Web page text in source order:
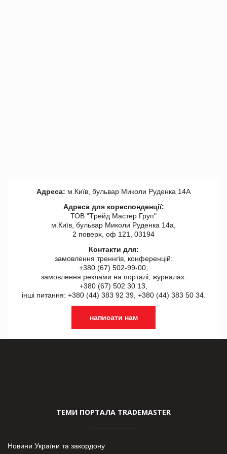
Адреса: м.Київ, бульвар Миколи Руденка 14А
Адреса для кореспонденції:
ТОВ "Tрейд Мастер Груп"
м.Київ, бульвар Миколи Руденка 14а,
2 поверх, оф 121, 03194
Контакти для:
замовлення треннгів, конференцій:
+380 (67) 502-99-00,
замовлення реклами на порталі, журналах:
+380 (67) 502 30 13,
інші питання: +380 (44) 383 92 39, +380 (44) 383 50 34.
написати нам
ТЕМИ ПОРТАЛА TRADEMASTER
Новини України та закордону